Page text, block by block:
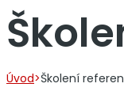
Úvod>Školení